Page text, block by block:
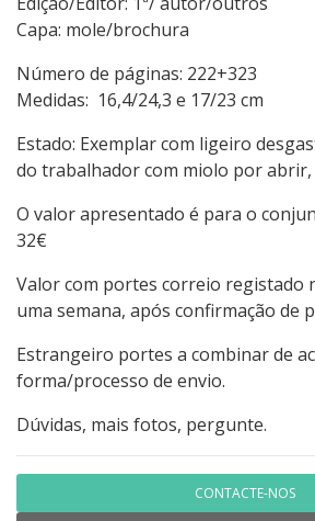
Capa: mole/brochura
Número de páginas:
Medidas: 16,4/24,3 e 17/23 cm
Estado: Exemplar com ligeiro
do trabalhador com miolo por abrir,
O valor apresentado é para o
32€
Valor com portes correio registado
uma semana, após confirmação de
Estrangeiro portes a combinar de
forma/processo de envio.
Dúvidas, mais fotos, pergunte.
CONTACTE-NOS